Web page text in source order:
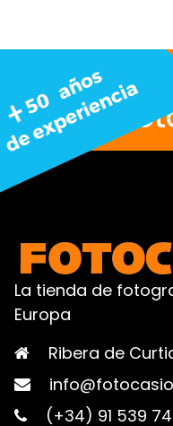
Nos
La tienda de
Europa
Ribera de
(+34) 91 539